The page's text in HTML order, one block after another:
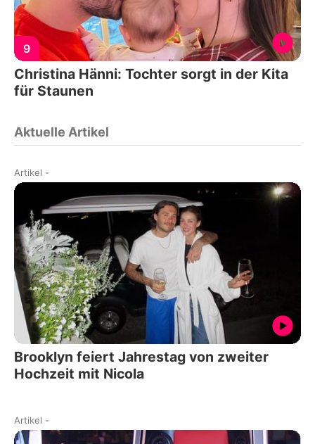
9
Christina Hänni: Tochter sorgt in der Kita
für Staunen
Aktuelle Artikel
Artikel -
Brooklyn feiert Jahrestag von zweiter
Hochzeit mit Nicola
Artikel -